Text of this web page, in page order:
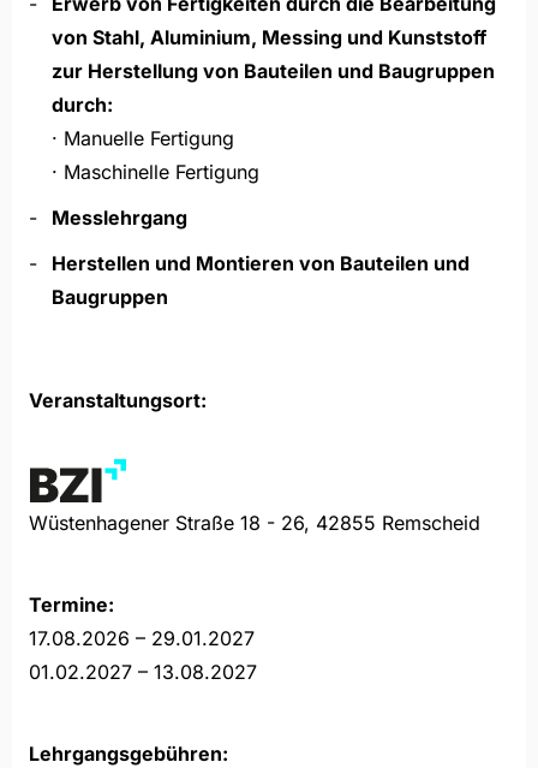
von Stahl,Aluminium, Messing und Kunststoff
zur Herstellung von Bauteilen und Baugruppen
durch:
· Manuelle Fertigung
· Maschinelle Fertigung
Messlehrgang
Herstellen und Montieren von Bauteilen und
Baugruppen
Veranstaltungsort:
Wüstenhagener Straße 18 - 26, 42855 Remscheid
Termine:
17.08.2026 – 29.01.2027
01.02.2027 – 13.08.2027
Lehrgangsgebühren: